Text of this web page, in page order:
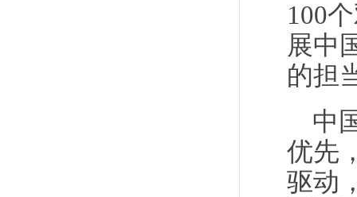
100
展中
的担
中
优先
驱动